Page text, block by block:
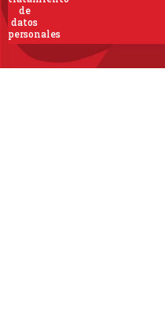
de
datos
personales